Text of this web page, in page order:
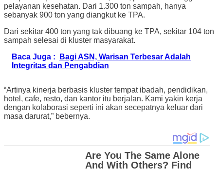
pelayanan kesehatan. Dari 1.300 ton sampah, hanya
sebanyak 900 ton yang diangkut ke TPA.
Dari sekitar 400 ton yang tak dibuang ke TPA, sekitar 104 ton
sampah selesai di kluster masyarakat.
Baca Juga :
Bagi ASN, Warisan Terbesar Adalah
Integritas dan Pengabdian
“Artinya kinerja berbasis kluster tempat ibadah, pendidikan,
hotel, cafe, resto, dan kantor itu berjalan. Kami yakin kerja
dengan kolaborasi seperti ini akan secepatnya keluar dari
masa darurat,” bebernya.